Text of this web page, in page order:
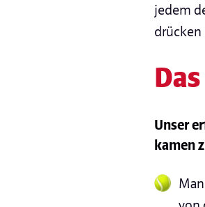
jedem
drücken
Unser
kamen